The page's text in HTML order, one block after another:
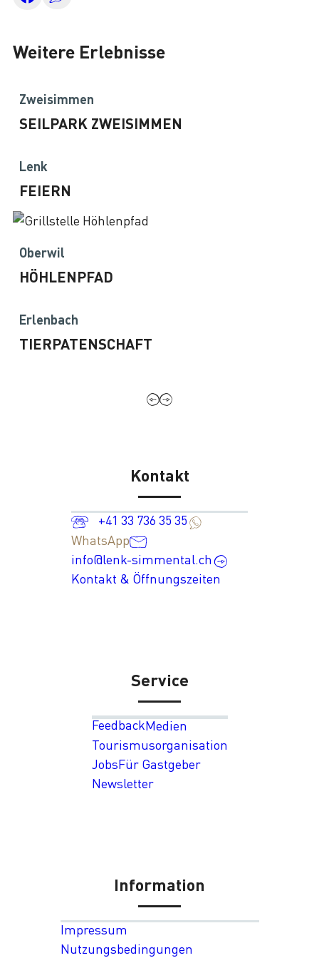
Weitere Erlebnisse
Zweisimmen
SEILPARK ZWEISIMMEN
Lenk
FEIERN
Oberwil
HÖHLENPFAD
Erlenbach
TIERPATENSCHAFT
Kontakt
+41 33 736 35 35
WhatsApp
info@lenk-simmental.ch
Kontakt & Öffnungszeiten
Service
FeedbackMedien
Tourismusorganisation
JobsFür Gastgeber
Newsletter
Information
Impressum
Nutzungsbedingungen